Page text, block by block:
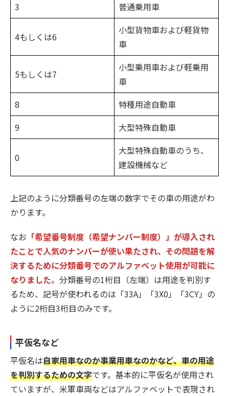
3
普通乗用車
4もしくは6
小型貨物車および軽貨物
車
5もしくは7
小型乗用車および軽乗用
車
8
特種用途自動車
9
大型特殊自動車
0
大型特殊自動車のうち、
建設機械など
上記のように分類番号の左端の数字でその車の用途がわ
かります。
なお 「希望番号制度（希望ナンバー制度）」が導入され
たことで人気のナンバーが使い果たされ、その問題を解
決するために分類番号でのアルファベット使用が可能に
なりました。分類番号の1桁目（左端）は用途を判別す
るため、記号が使われるのは「33A」「3X0」「3CY」の
ように2桁目3桁目のみです。
平仮名など
平仮名は自家用車なのか事業用車なのかなど、車の用途
を判別するための文字です。基本的に平仮名が使用され
ていますが、米軍車両などはアルファベットで表現され